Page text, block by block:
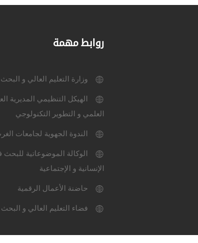
روابط مهمة
وزارة التعليم العالي و
الهيكل التنظيمي المديرية
العلمي و التطوير التكنولوجي
الندوة الجهوية لجامعات
الوكالة الموضوعاتية للبحث
الإنسانية و الإجتماعية
حاضنة الأعمال الرقمية
فضاء التعليم العالي و